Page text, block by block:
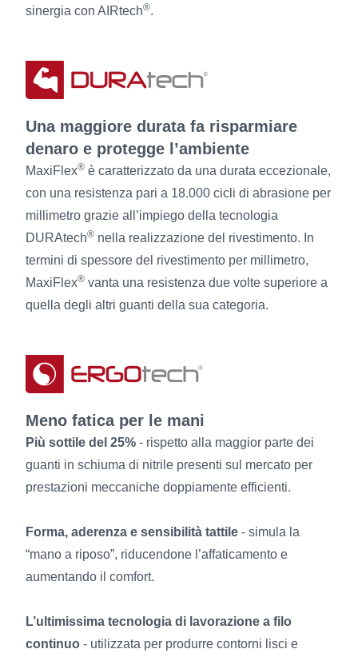
sinergia con AIRtech®.
Una maggiore durata fa risparmiare
denaro e protegge l’ambiente
MaxiFlex® è caratterizzato da una durata eccezionale,
con una resistenza pari a 18.000 cicli di abrasione per
millimetro grazie all’impiego della tecnologia
DURAtech® nella realizzazione del rivestimento. In
termini di spessore del rivestimento per millimetro,
MaxiFlex® vanta una resistenza due volte superiore a
quella degli altri guanti della sua categoria.
Meno fatica per le mani
Più sottile del 25% - rispetto alla maggior parte dei
guanti in schiuma di nitrile presenti sul mercato per
prestazioni meccaniche doppiamente efficienti.
Forma, aderenza e sensibilità tattile - simula la
“mano a riposo”, riducendone l’affaticamento e
aumentando il comfort.
L’ultimissima tecnologia di lavorazione a filo
continuo - utilizzata per produrre contorni lisci e